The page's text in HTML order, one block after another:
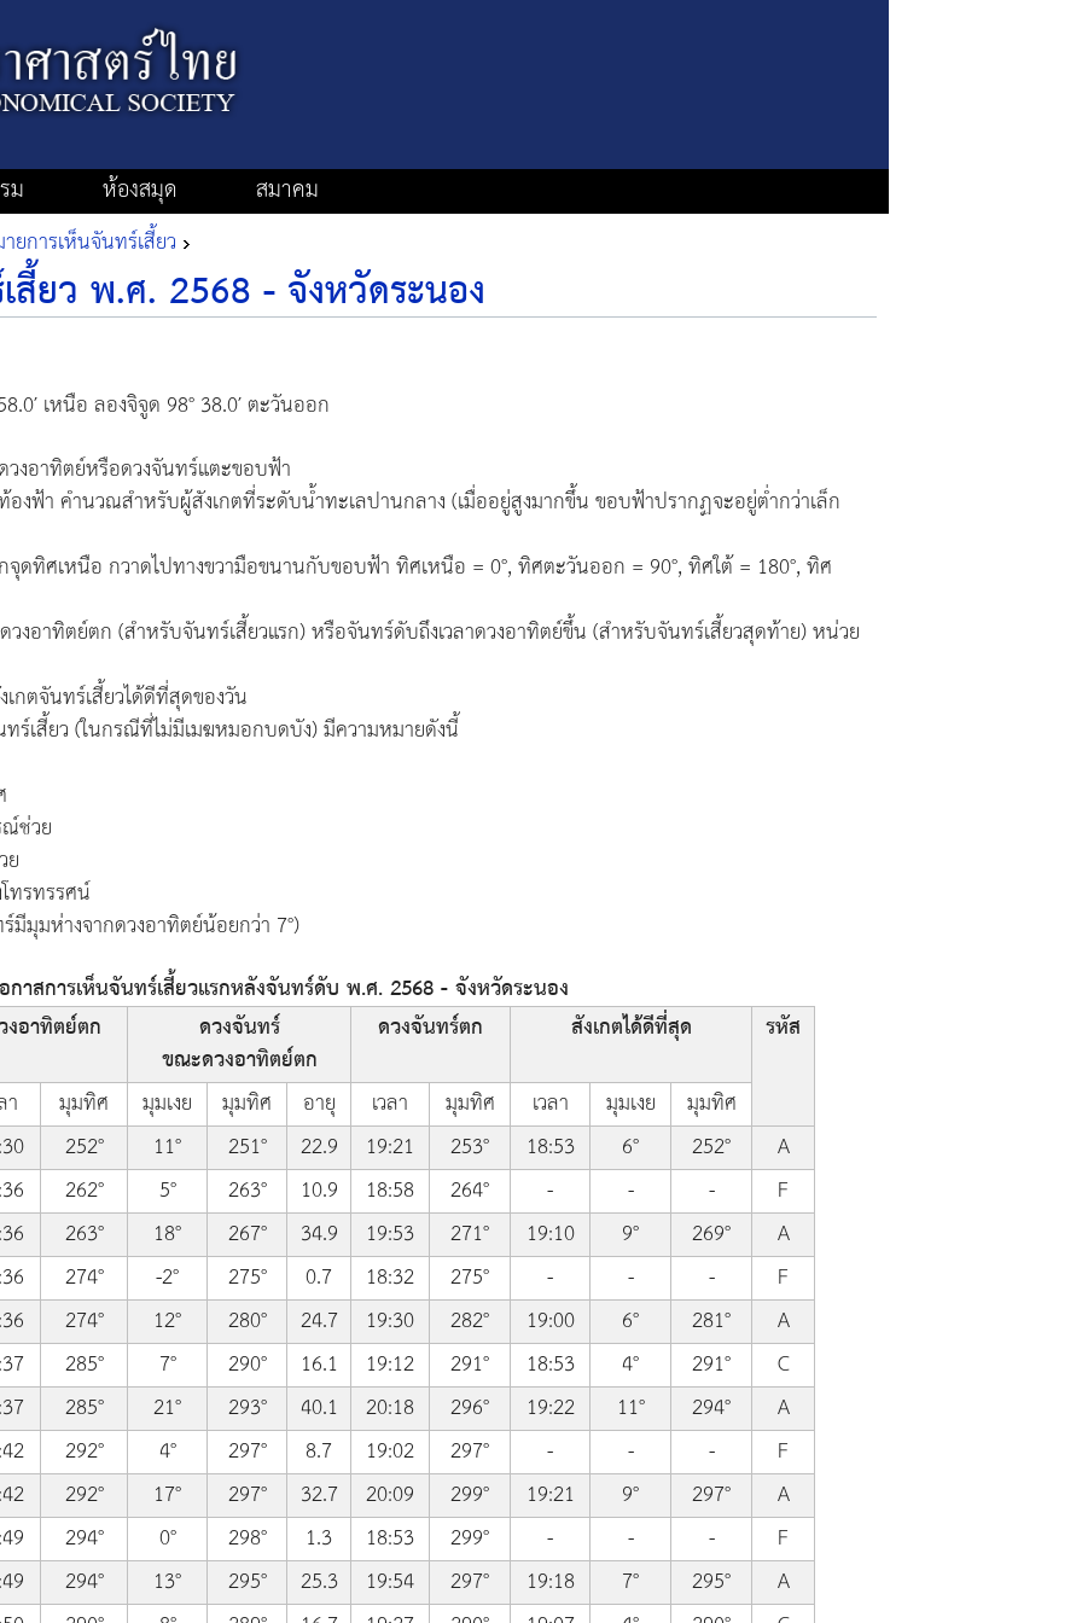
ม ห้องสมุด สมาคม
ยการเห็นจันทร์เสี้ยว
สี้ยว พ.ศ. 2568 - จังหวัดระนอง
เหนือ ลองจิจูด 98° 38.0′ ตะวันออก
งอาทิตย์หรือดวงจันทร์แตะขอบฟ้า
ฟ้า คำนวณสำหรับผู้สังเกตที่ระดับน้ำทะเลปานกลาง (เมื่ออยู่สูงมากขึ้น ขอบฟ้าปรากฏจะอยู่ต่ำกว่าเล็ก
ทิศเหนือ กวาดไปทางขวามือขนานกับขอบฟ้า ทิศเหนือ = 0°, ทิศตะวันออก = 90°, ทิศใต้ = 180°, ทิศ
งอาทิตย์ตก (สำหรับจันทร์เสี้ยวแรก) หรือจันทร์ดับถึงเวลาดวงอาทิตย์ขึ้น (สำหรับจันทร์เสี้ยวสุดท้าย) หน่วย
กตจันทร์เสี้ยวได้ดีที่สุดของวัน
ร์เสี้ยว (ในกรณีที่ไม่มีเมฆหมอกบดบัง) มีความหมายดังนี้
ช่วย
ทรทรรศน์
มีมุมห่างจากดวงอาทิตย์น้อยกว่า 7°)
กาสการเห็นจันทร์เสี้ยวแรกหลังจันทร์ดับ พ.ศ. 2568 - จังหวัดระนอง
งอาทิตย์ตก
ดวงจันทร์
ขณะดวงอาทิตย์ตก
ดวงจันทร์ตก สังเกตได้ดีที่สุด
รหัส
า
มุมทิศ มุมเงย มุมทิศ อายุ เวลา มุมทิศ เวลา มุมเงย
มุมทิศ
252° 11° 251° 22.9 19:21 253° 18:53 6° 252°
A
262° 5° 263° 10.9 18:58 264° - - -
F
263° 18° 267° 34.9 19:53 271° 19:10 9° 269°
A
274° -2° 275° 0.7 18:32 275° - - -
F
274° 12° 280° 24.7 19:30 282° 19:00 6° 281°
A
285° 7° 290° 16.1 19:12 291° 18:53 4° 291°
C
285° 21° 293° 40.1 20:18 296° 19:22 11° 294°
A
292° 4° 297° 8.7 19:02 297° - - -
F
292° 17° 297° 32.7 20:09 299° 19:21 9° 297°
A
294° 0° 298° 1.3 18:53 299° - - -
F
294° 13° 295° 25.3 19:54 297° 19:18 7° 295°
A